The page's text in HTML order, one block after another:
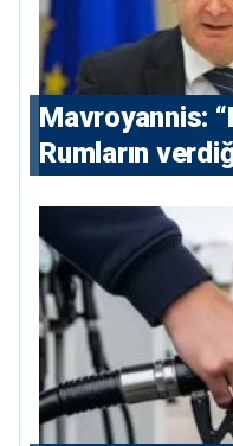
Mavroyannis:
Rumların